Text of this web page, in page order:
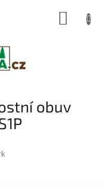
obuv